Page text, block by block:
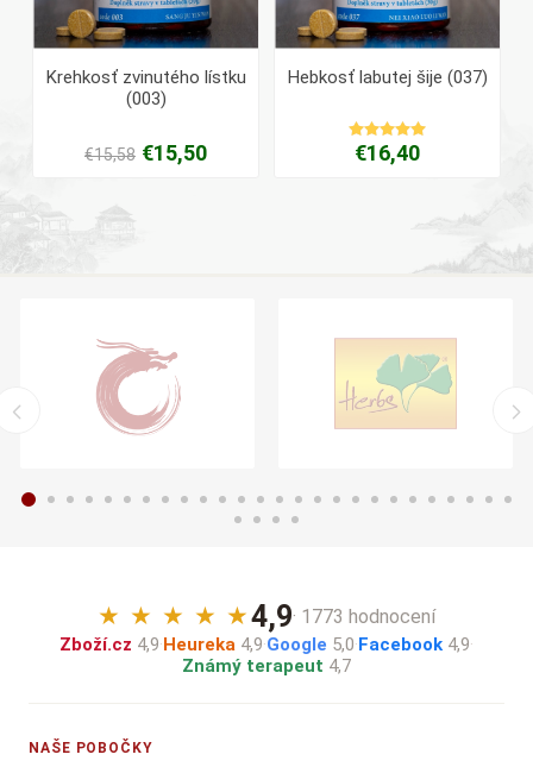
Krehkosť zvinutého lístku
(003)
€15,58 €15,50
Hebkosť labutej šije (037)
€16,40
★ ★ ★ ★ ★4,9· 1773 hodnocení
Zboží.cz 4,9·Heureka 4,9·Google 5,0·Facebook 4,9·
Známý terapeut 4,7
NAŠE POBOČKY